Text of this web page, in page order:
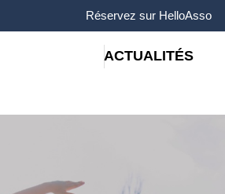
Réservez sur HelloAsso
ACTUALITÉS